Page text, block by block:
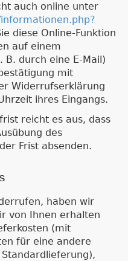
auch online unter
diese Online-Funktion
auf einem
durch eine E-Mail)
mit
Widerrufserklärung
ihres Eingangs.
reicht es aus, dass
des
Frist absenden.
haben wir
von Ihnen erhalten
(mit
für eine andere